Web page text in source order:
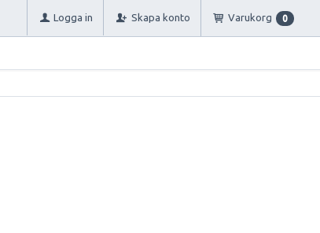
Logga in Skapa konto Varukorg 0